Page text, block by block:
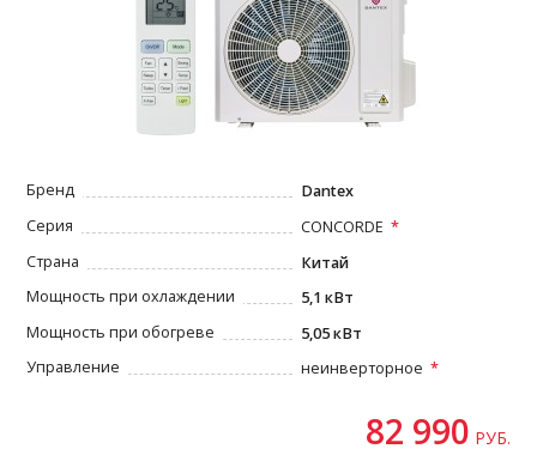
Бренд
Dantex
Серия
CONCORDE
Страна
Китай
Мощность при охлаждении
5,1 кВт
Мощность при обогреве
5,05 кВт
Управление
неинверторное
82 990 РУБ.